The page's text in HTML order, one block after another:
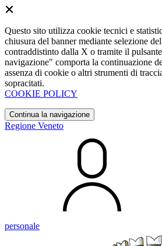
Questo sito utilizza cookie tecnici e
chiusura del banner mediante selezione
contraddistinto dalla X o tramite il
navigazione" comporta la continuazione
assenza di cookie o altri strumenti di
sopracitati.
COOKIE POLICY
Continua la navigazione
Regione Veneto
personale